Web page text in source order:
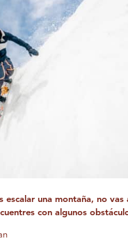
escalar una montaña, no vas
con algunos